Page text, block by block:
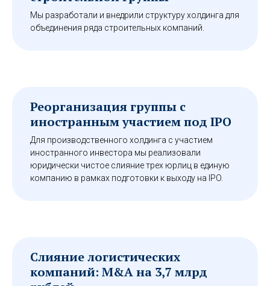
Мы разработали и внедрили структуру холдинга для
объединения ряда строительных компаний.
Реорганизация группы с
иностранным участием под IPO
Для производственного холдинга с участием
иностранного инвестора мы реализовали
юридически чистое слияние трех юрлиц в единую
компанию в рамках подготовки к выходу на IPO.
Слияние логистических
компаний: M&A на 3,7 млрд